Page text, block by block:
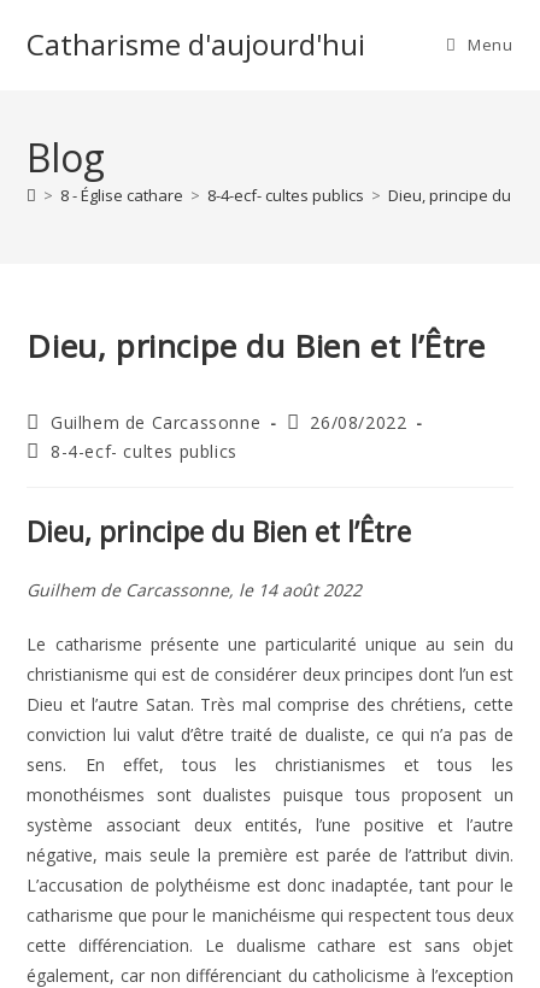
Catharisme d'aujourd'hui Menu
Blog
> 8 - Église cathare > 8-4-ecf- cultes publics > Dieu, principe du
Dieu, principe du Bien et l’Être
Auteur/autrice
de
Guilhem de Carcassonne
Publication
26/08/2022
Post8-4-ecf- cultes publics
Dieu, principe du Bien et l’Être
Guilhem de Carcassonne, le 14 août 2022
Le catharisme présente une particularité unique au sein du
christianisme qui est de considérer deux principes dont l’un est
Dieu et l’autre Satan. Très mal comprise des chrétiens, cette
conviction lui valut d’être traité de dualiste, ce qui n’a pas de
sens. En effet, tous les christianismes et tous les
monothéismes sont dualistes puisque tous proposent un
système associant deux entités, l’une positive et l’autre
négative, mais seule la première est parée de l’attribut divin.
L’accusation de polythéisme est donc inadaptée, tant pour le
catharisme que pour le manichéisme qui respectent tous deux
cette différenciation. Le dualisme cathare est sans objet
également, car non différenciant du catholicisme à l’exception